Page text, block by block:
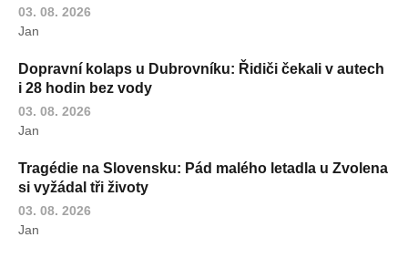
03. 08. 2026
Jan
Dopravní kolaps u Dubrovníku: Řidiči čekali v autech
i 28 hodin bez vody
03. 08. 2026
Jan
Tragédie na Slovensku: Pád malého letadla u Zvolena
si vyžádal tři životy
03. 08. 2026
Jan